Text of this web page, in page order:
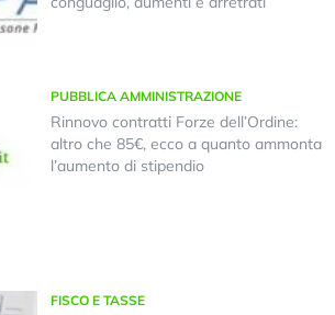
PUBBLICA AMMINISTRAZIONE
Rinnovo contratti Forze dell’Ordine:
altro che 85€, ecco a quanto ammonta
l’aumento di stipendio
FISCO E TASSE